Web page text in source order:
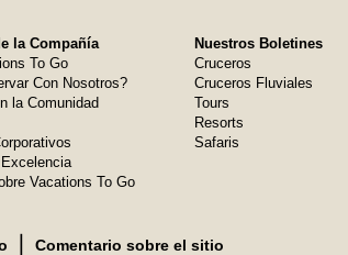
la Compañía
To Go
Con Nosotros?
la Comunidad
Vacations To Go
Nuestros Boletines
Cruceros
Cruceros Fluviales
Tours
Resorts
Safaris
Comentario sobre el sitio